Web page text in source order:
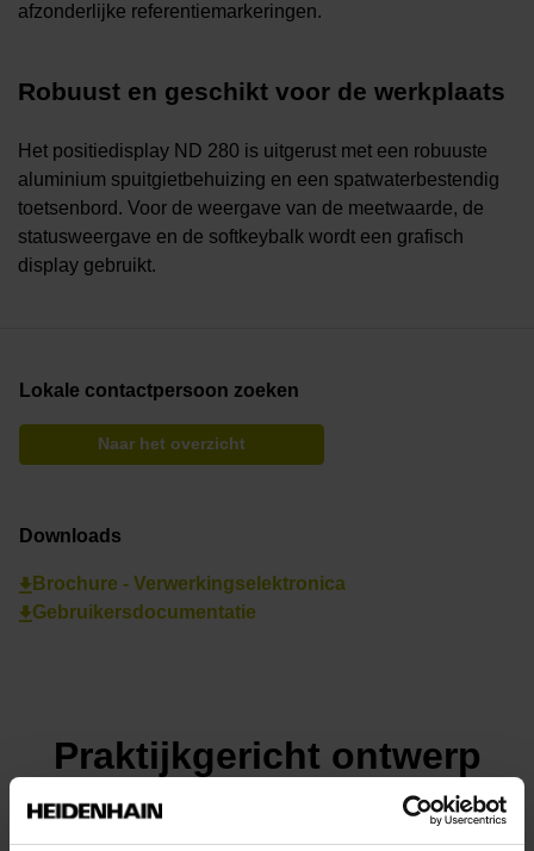
afzonderlijke referentiemarkeringen.
Robuust en geschikt voor de werkplaats
Het positiedisplay ND 280 is uitgerust met een robuuste
aluminium spuitgietbehuizing en een spatwaterbestendig
toetsenbord. Voor de weergave van de meetwaarde, de
statusweergave en de softkeybalk wordt een grafisch
display gebruikt.
Lokale contactpersoon zoeken
Naar het overzicht
Downloads
Brochure - Verwerkingselektronica
Gebruikersdocumentatie
Praktijkgericht ontwerp